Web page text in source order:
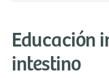
Educación
intestino